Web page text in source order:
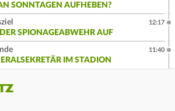
SONNTAGEN AUFHEBEN?
SPIONAGEABWEHR AUF
12:17
IM STADION
11:40